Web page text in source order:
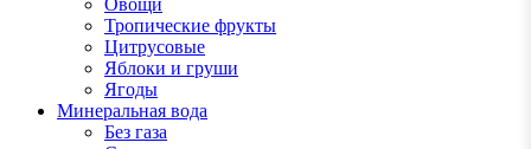
Овощи
Тропические фрукты
Цитрусовые
Яблоки и груши
Ягоды
Минеральная вода
Без газа